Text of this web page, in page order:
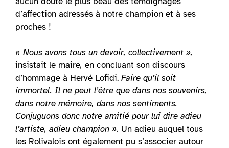
d’affection adressés à notre champion et à ses
proches !
« Nous avons tous un devoir, collectivement »,
insistait le maire, en concluant son discours
d’hommage à Hervé Lofidi. Faire qu’il soit
immortel. Il ne peut l’être que dans nos souvenirs,
dans notre mémoire, dans nos sentiments.
Conjuguons donc notre amitié pour lui dire adieu
l’artiste, adieu champion ». Un adieu auquel tous
les Rolivalois ont également pu s’associer autour